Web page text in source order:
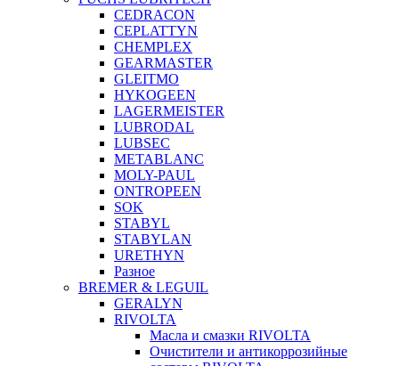
CEDRACON
CEPLATTYN
CHEMPLEX
GEARMASTER
GLEITMO
HYKOGEEN
LAGERMEISTER
LUBRODAL
LUBSEC
METABLANC
MOLY-PAUL
ONTROPEEN
SOK
STABYL
STABYLAN
URETHYN
Разное
BREMER & LEGUIL
GERALYN
RIVOLTA
Масла и смазки RIVOLTA
Очистители и антикоррозийные